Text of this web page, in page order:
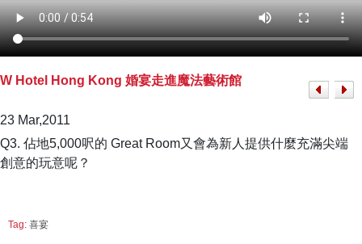
W Hotel Hong Kong 婚宴走進魔法藝術館
23 Mar,2011
Q3. 佔地5,000呎的 Great Room又會為新人提供什麼充滿尖端
創意的玩意呢？
Tag: 喜宴